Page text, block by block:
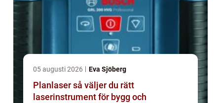
05 augusti 2026 Eva Sjöberg
Planlaser så väljer du rätt
laserinstrument för bygg och